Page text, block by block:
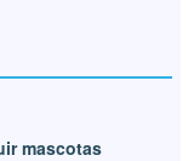
mascotas